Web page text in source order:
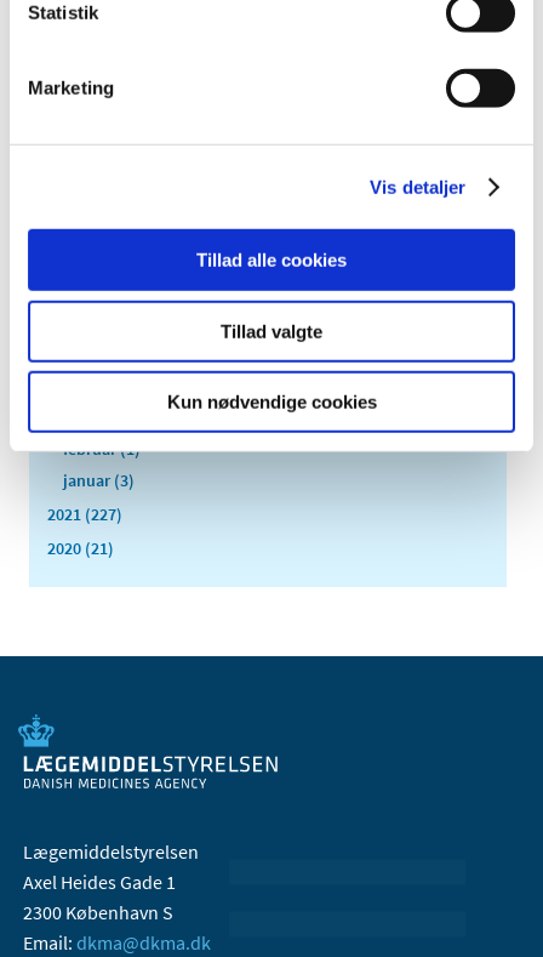
Statistik
Marketing
Vis detaljer
Tillad alle cookies
Tillad valgte
Kun nødvendige cookies
2023 (4)
oktober (2)
juli (1)
maj (1)
februar (1)
januar (3)
2021 (227)
2020 (21)
Lægemiddelstyrelsen
Axel Heides Gade 1
2300 København S
Email: dkma@dkma.dk